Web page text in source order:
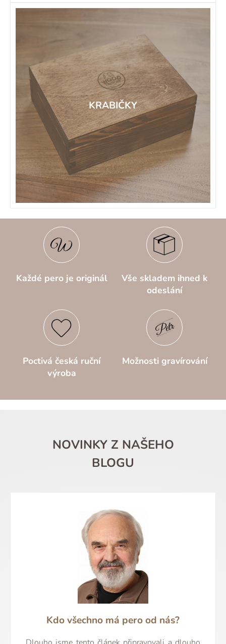
KRABIČKY
Každé pero je originál
Vše skladem ihned k
odeslání
Poctivá česká ruční
výroba
Možnosti gravírování
NOVINKY Z NAŠEHO
BLOGU
Kdo všechno má pero od nás?